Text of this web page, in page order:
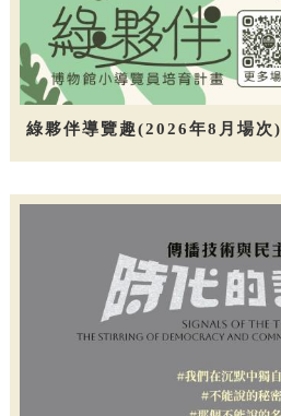
綠夥伴導覽趣(2026年8月場次)